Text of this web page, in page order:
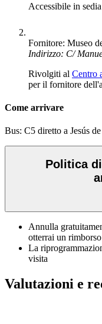
Accessibile in
Fornitore: Museo
Indirizzo: C/
Rivolgiti al Centro
per il fornitore
Come arrivare
Bus: C5 diretto a Jesús
Politica
Annulla
otterrai un
La
visita
Valutazioni e